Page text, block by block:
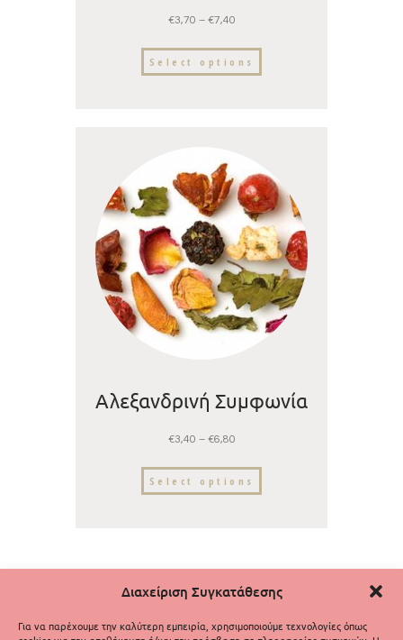
Διαχείριση Συγκατάθεσης
Για να παρέχουμε την καλύτερη εμπειρία, χρησιμοποιούμε τεχνολογίες όπως
€3,70 – €7,40
Select options
Αλεξανδρινή Συμφωνία
€3,40 – €6,80
Select options